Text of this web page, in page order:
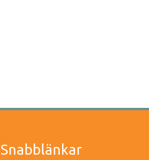
Snabblänkar